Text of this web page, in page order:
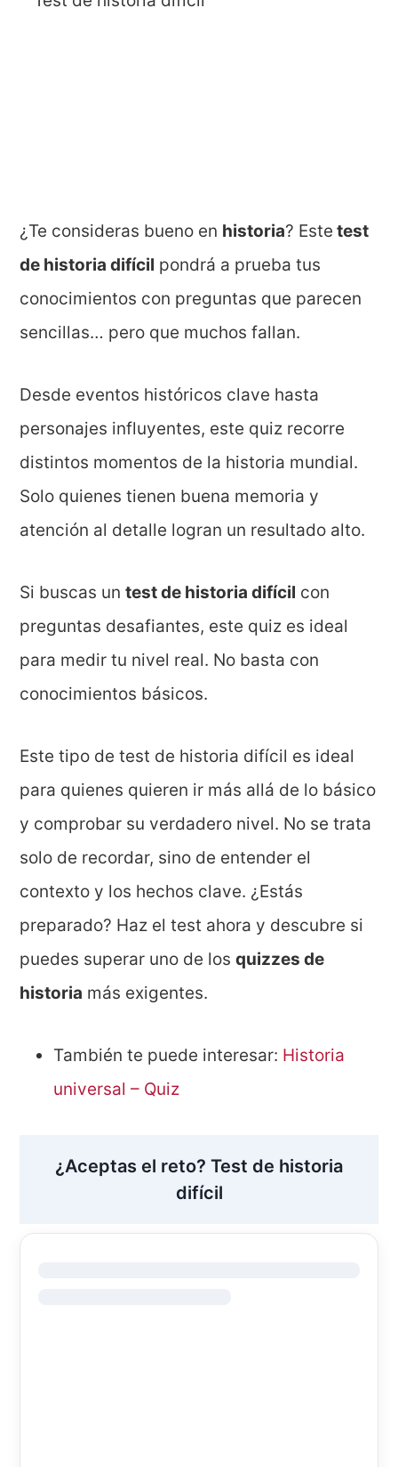
¿Te consideras bueno en historia? Este test
de historia difícil pondrá a prueba tus
conocimientos con preguntas que parecen
sencillas… pero que muchos fallan.
Desde eventos históricos clave hasta
personajes influyentes, este quiz recorre
distintos momentos de la historia mundial.
Solo quienes tienen buena memoria y
atención al detalle logran un resultado alto.
Si buscas untest de historia difícil con
preguntas desafiantes, este quiz es ideal
para medir tu nivel real. No basta con
conocimientos básicos.
Este tipo de test de historia difícil es ideal
para quienes quieren ir más allá de lo básico
y comprobar su verdadero nivel. No se trata
solo de recordar, sino de entender el
contexto y los hechos clave. ¿Estás
preparado? Haz el test ahora y descubre si
puedes superar uno de losquizzes de
historia más exigentes.
También te puede interesar: Historia
universal – Quiz
¿Aceptas el reto? Test de historia
difícil